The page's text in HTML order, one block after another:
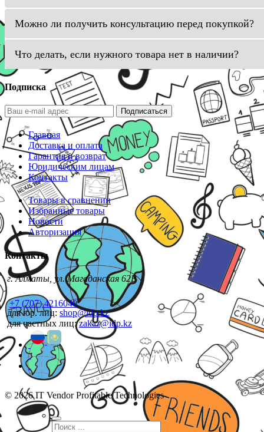
Можно ли получить консультацию перед покупкой?
Что делать, если нужного товара нет в наличии?
Подписка
Подписаться
Главная
Доставка и оплата
Гарантия и возврат
Юридическим лицам
Контакты
Товары в сравнении
Избранные товары
Новости
Авторизация
Контакты
г. Алматы, ул. Магаданская 62В
+7 (707) 4216040
для юр. лиц: shop@idp.kz
для частных лиц:zakaz@idp.kz
© 2026 IT Vendor Profitable Technologies